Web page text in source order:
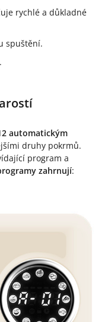
rychlé a důkladné
spuštění.
automatickým
druhy pokrmů.
program a
zahrnují: